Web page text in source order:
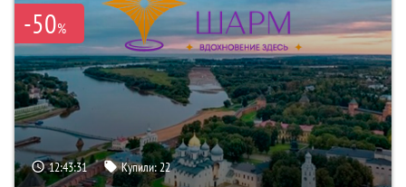
-50%
12:43:30 Купили:22